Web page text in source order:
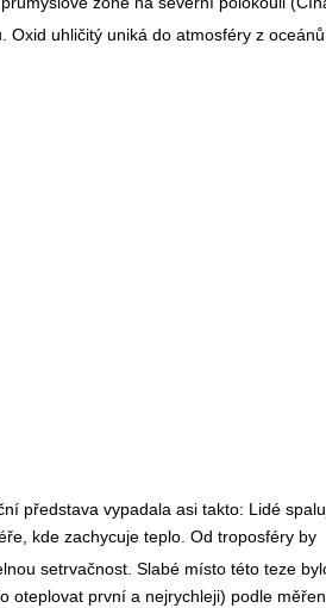
Oxid uhličitý uniká do atmosféry z
představa vypadala asi takto: Lidé
kde zachycuje teplo. Od troposféry by
setrvačnost. Slabé místo této teze
oteplovat první a nejrychleji) podle